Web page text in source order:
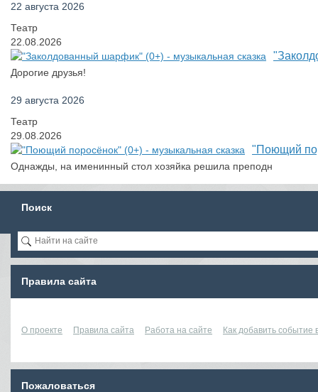
22 августа 2026
Театр
22.08.2026
Дорогие друзья!
29 августа 2026
Театр
29.08.2026
"Поющий
Однажды, на именинный стол хозяйка решила преподн
Поиск
Правила сайта
О проекте Правила сайта Работа на сайте Как добавить
Пожаловаться